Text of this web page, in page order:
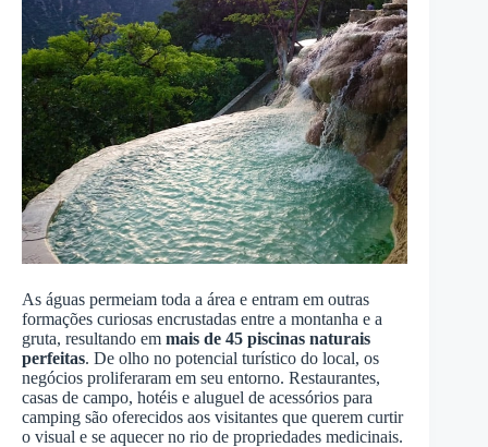
As águas permeiam toda a área e entram em outras
formações curiosas encrustadas entre a montanha e a
gruta, resultando em mais de 45 piscinas naturais
perfeitas. De olho no potencial turístico do local, os
negócios proliferaram em seu entorno. Restaurantes,
casas de campo, hotéis e aluguel de acessórios para
camping são oferecidos aos visitantes que querem curtir
o visual e se aquecer no rio de propriedades medicinais.